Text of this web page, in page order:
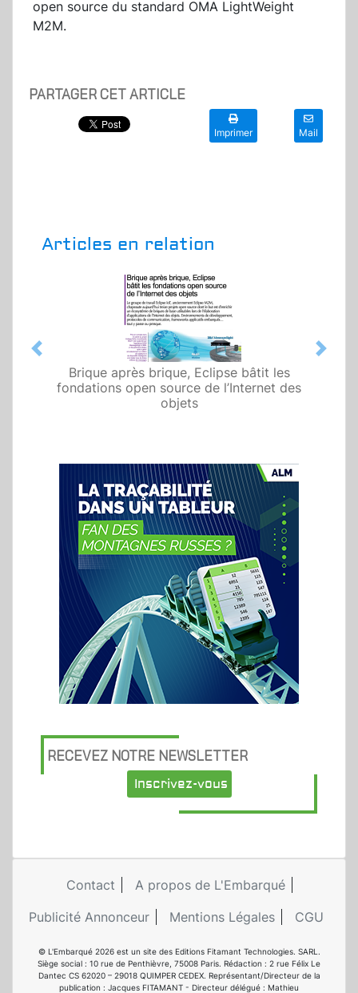
open source du standard OMA LightWeight
M2M.
PARTAGER CET ARTICLE
Imprimer Mail
Articles en relation
Brique après brique, Eclipse bâtit les
fondations open source de l’Internet des
objets
Previous Next
RECEVEZ NOTRE NEWSLETTER
Inscrivez-vous
Contact
A propos de L'Embarqué
Publicité Annonceur
Mentions Légales CGU
© L'Embarqué 2026 est un site des Editions Fitamant Technologies. SARL.
Siège social : 10 rue de Penthièvre, 75008 Paris. Rédaction : 2 rue Félix Le
Dantec CS 62020 – 29018 QUIMPER CEDEX. Représentant/Directeur de la
publication : Jacques FITAMANT - Directeur délégué : Mathieu